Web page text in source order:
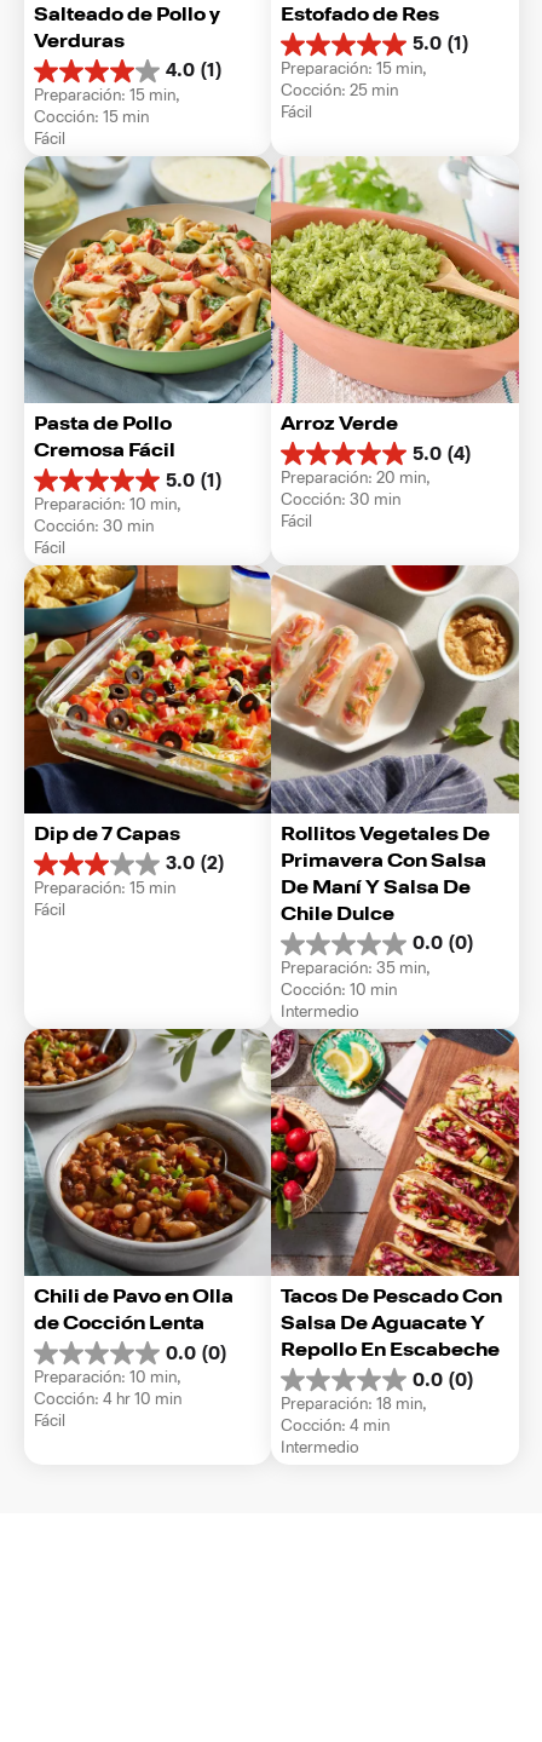
Salteado de Pollo y
Verduras
4.0 (1)
4.0
de
5
estrellas.
1
reseña
Preparación: 15 min,
Cocción: 15 min
Fácil
Estofado de Res
5.0 (1)
5.0
de
5
estrellas.
reseña
Preparación: 15 min,
Cocción: 25 min
Fácil
Pasta de Pollo
Cremosa Fácil
5.0 (1)
5.0
de
5
estrellas.
1
reseña
Preparación: 10 min,
Cocción: 30 min
Fácil
Arroz Verde
5.0 (4)
5.0
de
5
estrellas.
reseñas
Preparación: 20 min,
Cocción: 30 min
Fácil
Dip de 7 Capas
3.0 (2)
3.0
de
5
Preparación: 15 min
Fácil
Rollitos Vegetales De
Primavera Con Salsa
De Maní Y Salsa De
Chile Dulce
0.0 (0)
0.0
de
5
estrellas.
Preparación: 35 min,
Cocción: 10 min
Intermedio
Chili de Pavo en Olla
de Cocción Lenta
0.0 (0)
0.0
de
5
estrellas.
Preparación: 10 min,
Cocción: 4 hr 10 min
Fácil
Tacos De Pescado Con
Salsa De Aguacate Y
Repollo En Escabeche
0.0 (0)
0.0
de
5
estrellas.
Preparación: 18 min,
Cocción: 4 min
Intermedio